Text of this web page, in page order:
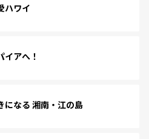
ハワイ
イアへ！
になる 湘南・江の島